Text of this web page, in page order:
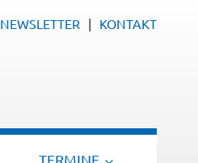
NEWSLETTER KONTAKT